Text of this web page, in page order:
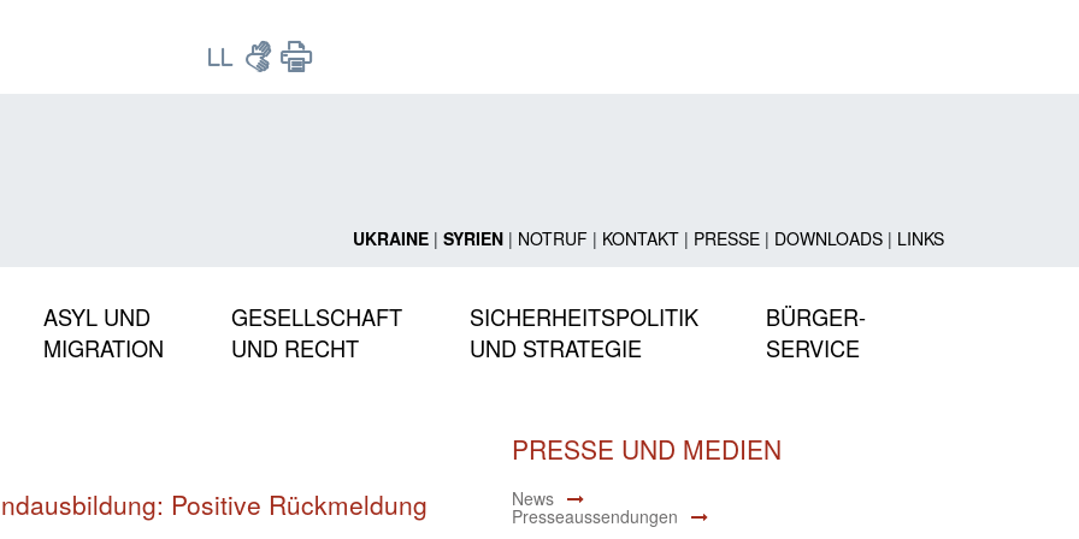
UKRAINE| SYRIEN| NOTRUF| KONTAKT| PRESSE| DOWNLOADS| LINKS
ASYL UND
MIGRATION
GESELLSCHAFT
UND RECHT
SICHERHEITSPOLITIK
UND STRATEGIE
BÜRGER-
SERVICE
Positive Rückmeldung
PRESSE UND MEDIEN
News
Presseaussendungen